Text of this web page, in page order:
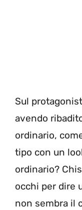
Sul
avendo
ordinario,
tipo con un
ordinario?
occhi per dire
non sembra il